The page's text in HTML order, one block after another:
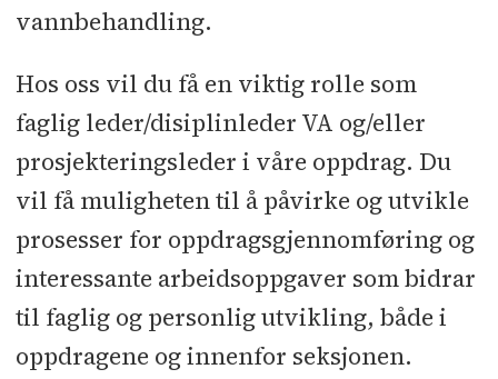
vannbehandling.
Hos oss vil du få en viktig rolle som
faglig leder/disiplinleder VA og/eller
prosjekteringsleder i våre oppdrag. Du
vil få muligheten til å påvirke og utvikle
prosesser for oppdragsgjennomføring og
interessante arbeidsoppgaver som bidrar
til faglig og personlig utvikling, både i
oppdragene og innenfor seksjonen.